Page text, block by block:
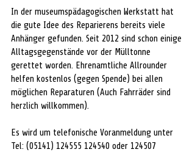
In der museumspädagogischen Werkstatt hat
die gute Idee des Reparierens bereits viele
Anhänger gefunden. Seit 2012 sind schon einige
Alltagsgegenstände vor der Mülltonne
gerettet worden. Ehrenamtliche Allrounder
helfen kostenlos (gegen Spende) bei allen
möglichen Reparaturen (Auch Fahrräder sind
herzlich willkommen).
Es wird um telefonische Voranmeldung unter
Tel: (05141) 124555 124540 oder 124507